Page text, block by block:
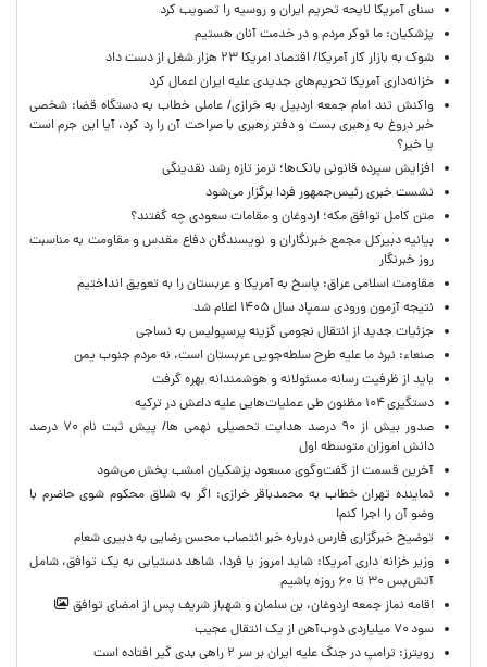
سنای آمریکا لایحه تحریم ایران و روسیه را تصویب کرد
پزشکیان: ما نوکر مردم و در خدمت آنان هستیم
شوک به بازار کار آمریکا/ اقتصاد امریکا ۲۳ هزار شغل از دست داد
خزانه‌داری آمریکا تحریم‌های جدیدی علیه ایران اعمال کرد
واکنش تند امام جمعه اردبیل به خرازی/ عاملی خطاب به دستگاه قضا: شخصی
خبر دروغ به رهبری بست و دفتر رهبری با صراحت آن را رد کرد، آیا این جرم است
یا خیر؟
افزایش سپرده قانونی بانک‌ها؛ ترمز تازه رشد نقدینگی
نشست خبری رئیس‌جمهور فردا برگزار می‌شود
متن کامل توافق مکه؛ اردوغان و مقامات سعودی چه گفتند؟
بیانیه دبیرکل مجمع خبرنگاران و نویسندگان دفاع مقدس و مقاومت به مناسبت
روز خبرنگار
مقاومت اسلامی عراق: پاسخ به آمریکا و عربستان را به تعویق انداختیم
نتیجه آزمون ورودی سمپاد سال ۱۴۰۵ اعلام شد
جزئیات جدید از انتقال نجومی گزینه پرسپولیس به نساجی
صنعاء: نبرد ما علیه طرح سلطه‌جویی عربستان است، نه مردم جنوب یمن
باید از ظرفیت رسانه مسئولانه و هوشمندانه بهره گرفت
دستگیری ۱۰۴ مظنون طی عملیات‌هایی علیه داعش در ترکیه
صدور بیش از ۹۰ درصد هدایت تحصیلی نهمی ها/ پیش ثبت نام ۷۰ درصد
دانش اموزان متوسطه اول
آخرین قسمت از گفت‌وگوی مسعود پزشکیان امشب پخش می‌شود
نماینده تهران خطاب به محمدباقر خرازی: اگر به شلاق محکوم شوی حاضرم با
وضو آن را اجرا کنم!
توضیح خبرگزاری فارس درباره خبر انتصاب محسن رضایی به دبیری شعام
وزیر خزانه داری آمریکا: شاید امروز یا فردا، شاهد دستیابی به یک توافق، شامل
آتش‌بس ۳۰ تا ۶۰ روزه باشیم
اقامه نماز جمعه اردوغان، بن ‌سلمان و شهباز شریف پس از امضای توافق
سود ۷۰ میلیاردی ذوب‌آهن از یک انتقال عجیب
رویترز: ترامپ در جنگ علیه ایران بر سر ۲ راهی بدی گیر افتاده است